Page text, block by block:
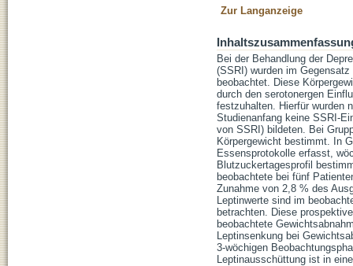
Zur Langanzeige
Bei der Behandlung der
(SSRI) wurden im
beobachtet. Diese
durch den serotonergen
festzuhalten. Hierfür wurden
Studienanfang keine SSRI-
von SSRI) bildeten. Bei
Körpergewicht bestimmt. In
Essensprotokolle erfasst,
Blutzuckertagesprofil
beobachtete bei fünf
Zunahme von 2,8 % des
Leptinwerte sind im
betrachten. Diese
beobachtete
Leptinsenkung bei
3-wöchigen
Leptinausschüttung ist in